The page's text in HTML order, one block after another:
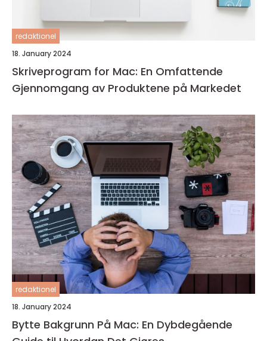
redaktionel
18. January 2024
Skriveprogram for Mac: En Omfattende
Gjennomgang av Produktene på Markedet
redaktionel
18. January 2024
Bytte Bakgrunn På Mac: En Dybdegående